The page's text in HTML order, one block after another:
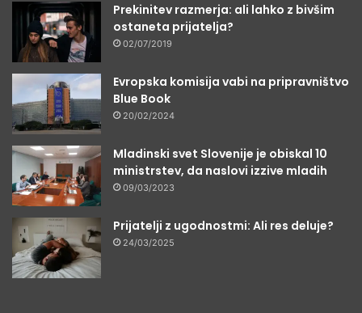
Prekinitev razmerja: ali lahko z bivšim
ostaneta prijatelja?
02/07/2019
Evropska komisija vabi na pripravništvo
Blue Book
20/02/2024
Mladinski svet Slovenije je obiskal 10
ministrstev, da naslovi izzive mladih
09/03/2023
Prijatelji z ugodnostmi: Ali res deluje?
24/03/2025